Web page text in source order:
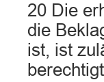
20 Die
die
ist, ist